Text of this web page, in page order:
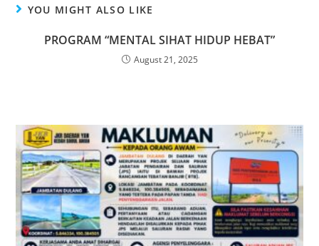
e
b
o
d
l e
YOU MIGHT ALSO LIKE
PROGRAM “MENTAL SIHAT HIDUP HEBAT”
August 21, 2025